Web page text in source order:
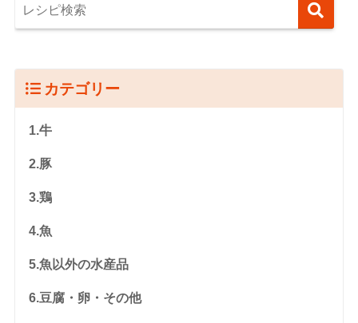
カテゴリー
1.牛
2.豚
3.鶏
4.魚
5.魚以外の水産品
6.豆腐・卵・その他